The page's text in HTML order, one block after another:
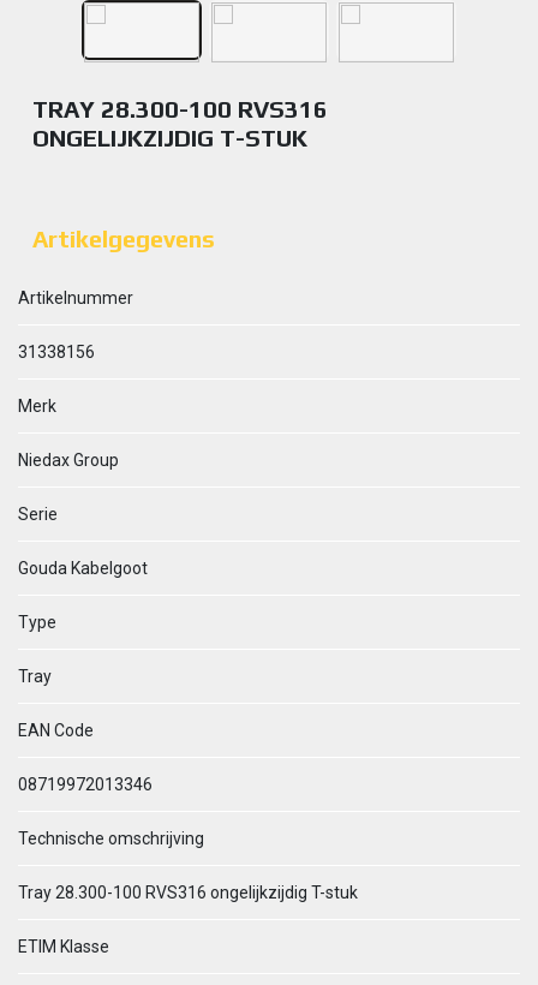
TRAY 28.300-100 RVS316
ONGELIJKZIJDIG T-STUK
Artikelgegevens
Artikelnummer
31338156
Merk
Niedax Group
Serie
Gouda Kabelgoot
Type
Tray
EAN Code
08719972013346
Technische omschrijving
Tray 28.300-100 RVS316 ongelijkzijdig T-stuk
ETIM Klasse